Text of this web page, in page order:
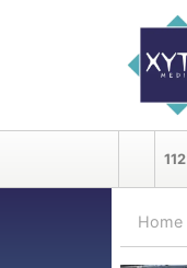
112
Home